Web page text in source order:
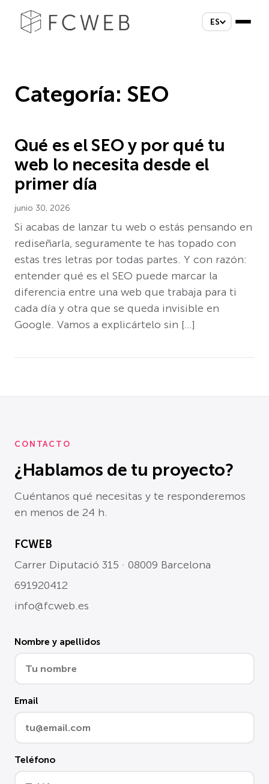
ES
Categoría: SEO
Qué es el SEO y por qué tu
web lo necesita desde el
primer día
junio 30, 2026
Si acabas de lanzar tu web o estás pensando en
rediseñarla, seguramente te has topado con
estas tres letras por todas partes. Y con razón:
entender qué es el SEO puede marcar la
diferencia entre una web que trabaja para ti
cada día y otra que se queda invisible en
Google. Vamos a explicártelo sin […]
CONTACTO
¿Hablamos de tu proyecto?
Cuéntanos qué necesitas y te responderemos
en menos de 24 h.
FCWEB
Carrer Diputació 315 · 08009 Barcelona
691920412
info@fcweb.es
Nombre y apellidos
Email
Teléfono